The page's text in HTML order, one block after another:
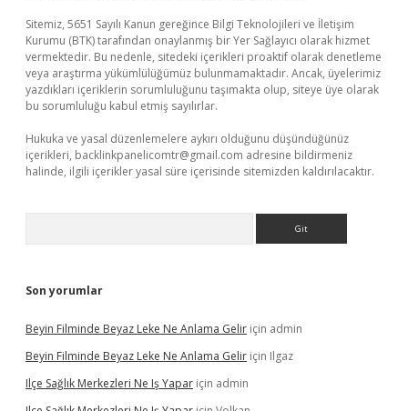
Sitemiz, 5651 Sayılı Kanun gereğince Bilgi Teknolojileri ve İletişim
Kurumu (BTK) tarafından onaylanmış bir Yer Sağlayıcı olarak hizmet
vermektedir. Bu nedenle, sitedeki içerikleri proaktif olarak denetleme
veya araştırma yükümlülüğümüz bulunmamaktadır. Ancak, üyelerimiz
yazdıkları içeriklerin sorumluluğunu taşımakta olup, siteye üye olarak
bu sorumluluğu kabul etmiş sayılırlar.
Hukuka ve yasal düzenlemelere aykırı olduğunu düşündüğünüz
içerikleri, backlinkpanelicomtr@gmail.com adresine bildirmeniz
halinde, ilgili içerikler yasal süre içerisinde sitemizden kaldırılacaktır.
Son yorumlar
Beyin Filminde Beyaz Leke Ne Anlama Gelir için admin
Beyin Filminde Beyaz Leke Ne Anlama Gelir için Ilgaz
Ilçe Sağlık Merkezleri Ne Iş Yapar için admin